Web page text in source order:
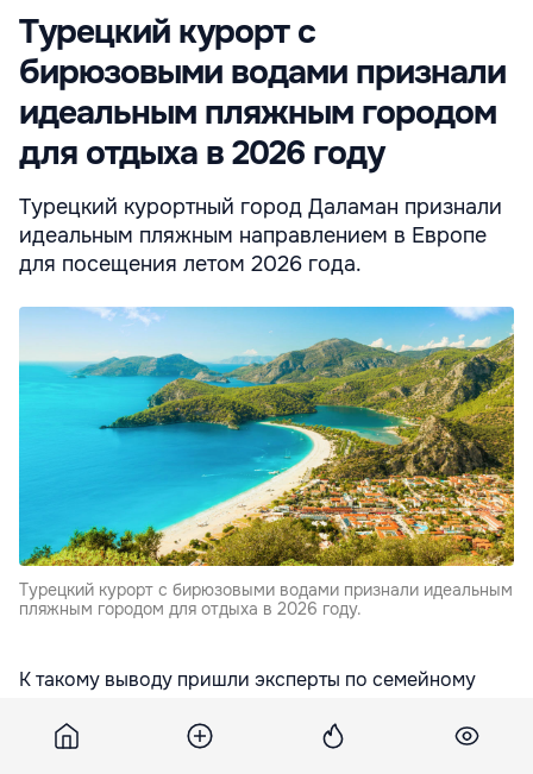
Турецкий курорт с
бирюзовыми водами признали
идеальным пляжным городом
для отдыха в 2026 году
Турецкий курортный город Даламан признали
идеальным пляжным направлением в Европе
для посещения летом 2026 года.
Турецкий курорт с бирюзовыми водами признали идеальным
пляжным городом для отдыха в 2026 году.
К такому выводу пришли эксперты по семейному
проанализировав более 150 европейских